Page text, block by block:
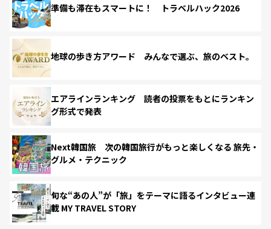
準備も滞在もスマートに！ トラベルハック2026
地球の歩き方アワード みんなで選ぶ、旅のベスト。
エアラインランキング 読者の投票をもとにランキン
グ形式で発表
Next韓国旅 次の韓国旅行がもっと楽しくなる 旅先・
グルメ・テクニック
旬な“あの人”が「旅」をテーマに語るインタビュー連
載 MY TRAVEL STORY